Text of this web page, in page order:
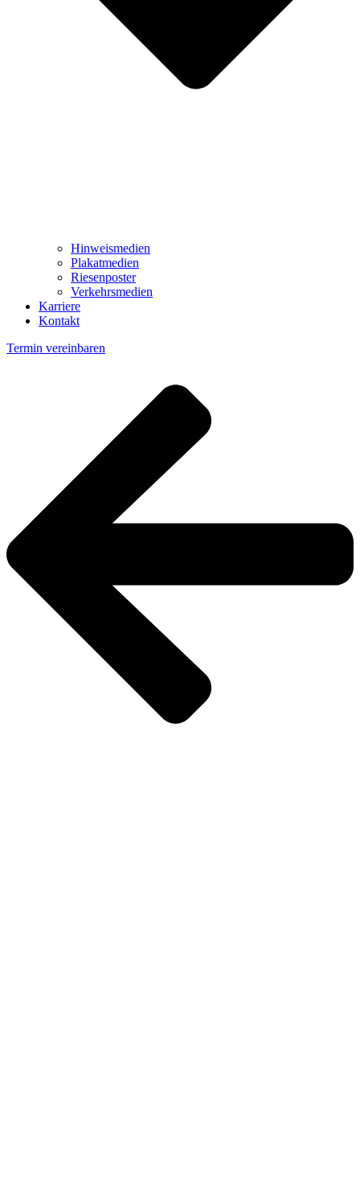
Hinweismedien
Plakatmedien
Riesenposter
Verkehrsmedien
Karriere
Kontakt
Termin vereinbaren